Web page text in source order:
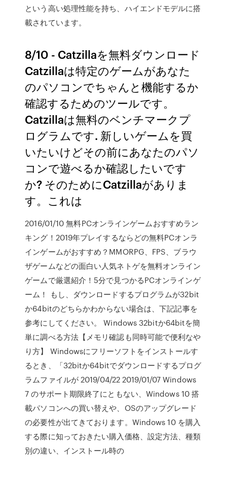
という高い処理性能を持ち、ハイエンドモデルに搭
載されています。
8/10 - Catzillaを無料ダウンロード
Catzillaは特定のゲームがあなた
のパソコンでちゃんと機能するか
確認するためのツールです。
Catzillaは無料のベンチマークプ
ログラムです. 新しいゲームを買
いたいけどその前にあなたのパソ
コンで遊べるか確認したいです
か? そのためにCatzillaがありま
す。これは
2016/01/10 無料PCオンラインゲームおすすめラン
キング！2019年プレイするならどの無料PCオンラ
インゲームがおすすめ？MMORPG、FPS、ブラウ
ザゲームなどの面白い人気ネトゲを無料オンライン
ゲームで厳選紹介！5分で見つかるPCオンラインゲ
ーム！ もし、ダウンロードするプログラムが32bit
か64bitのどちらかわからない場合は、下記記事を
参考にしてください。 Windows 32bitか64bitを簡
単に調べる方法【メモリ確認も同時可能で便利なや
り方】 Windowsにフリーソフトをインストールす
るとき、「32bitか64bitでダウンロードするプログ
ラムファイルが 2019/04/22 2019/01/07 Windows
7 のサポート期限終了にともない、Windows 10 搭
載パソコンへの買い替えや、OSのアップグレード
の必要性が出てきております。Windows 10 を購入
する際に知っておきたい購入価格、設定方法、種類
別の違い、インストール時の